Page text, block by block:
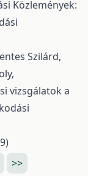
Közlemények:
Szilárd,
vizsgálatok a
>>